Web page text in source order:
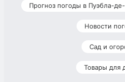
Прогноз погоды в Пуэбла-
Новости
Сад и
Товары для